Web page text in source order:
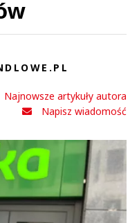
Najnowsze artykuły autora
Napisz wiadomość